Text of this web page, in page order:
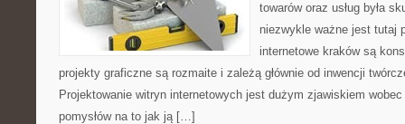
towarów oraz usług była
niezwykle ważne jest tutaj
internetowe kraków są
projekty graficzne są rozmaite i zależą głównie od inwencji
Projektowanie witryn internetowych jest dużym zjawiskiem
pomysłów na to jak ją […]